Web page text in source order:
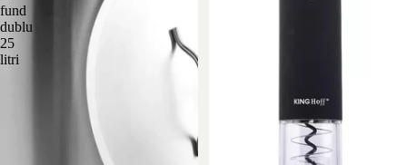
fund
dublu
25
litri